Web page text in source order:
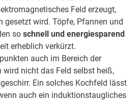
Feld erzeugt,
gesetzt wird. Töpfe, Pfannen und
so schnell und energiesparend
erheblich verkürzt.
auch im Bereich der
wird nicht das Feld selbst heiß,
Ein solches Kochfeld lässt
auch ein induktionstaugliches